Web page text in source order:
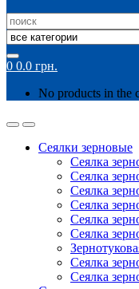
Search
for:
0 0.0 грн.
No products in the
Сеялки зерновые
Сеялка
Сеялка
Сеялка
Сеялка
Сеялка
Сеялка
Сеялка
Сеялка